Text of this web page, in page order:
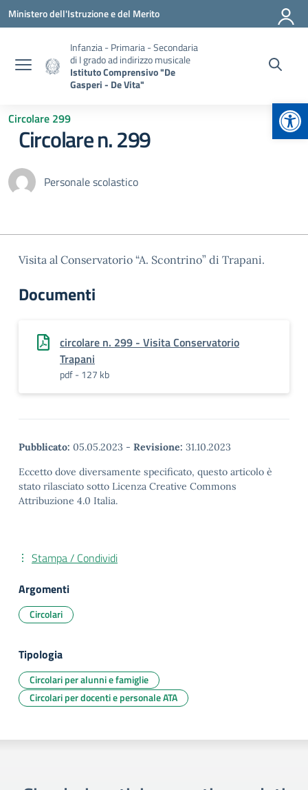
Vai ai contenuti
Vai al menu di navigazione
Vai al footer
Ministero dell'Istruzione e del Merito
Infanzia - Primaria - Secondaria
di I grado ad indirizzo musicale
Istituto Comprensivo "De
Gasperi - De Vita"
Circolare 299
Circolare n. 299
Personale scolastico
Visita al Conservatorio “A. Scontrino” di Trapani.
Documenti
circolare n. 299 - Visita Conservatorio
Trapani
pdf - 127 kb
Pubblicato: 05.05.2023 - Revisione: 31.10.2023
Eccetto dove diversamente specificato, questo articolo è
stato rilasciato sotto Licenza Creative Commons
Attribuzione 4.0 Italia.
Stampa / Condividi
Argomenti
Circolari
Tipologia
Circolari per alunni e famiglie
Circolari per docenti e personale ATA